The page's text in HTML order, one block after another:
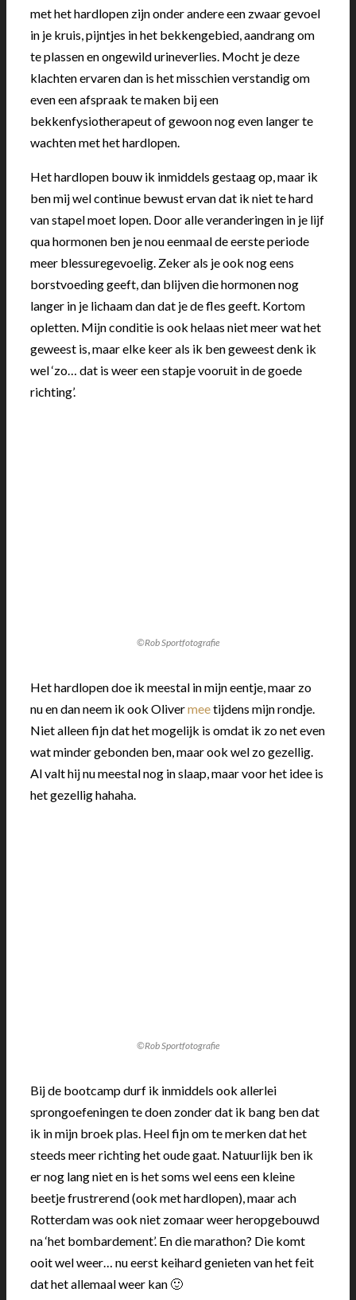
met het hardlopen zijn onder andere een zwaar gevoel
in je kruis, pijntjes in het bekkengebied, aandrang om
te plassen en ongewild urineverlies. Mocht je deze
klachten ervaren dan is het misschien verstandig om
even een afspraak te maken bij een
bekkenfysiotherapeut of gewoon nog even langer te
wachten met het hardlopen.
Het hardlopen bouw ik inmiddels gestaag op, maar ik
ben mij wel continue bewust ervan dat ik niet te hard
van stapel moet lopen. Door alle veranderingen in je lijf
qua hormonen ben je nou eenmaal de eerste periode
meer blessuregevoelig. Zeker als je ook nog eens
borstvoeding geeft, dan blijven die hormonen nog
langer in je lichaam dan dat je de fles geeft. Kortom
opletten. Mijn conditie is ook helaas niet meer wat het
geweest is, maar elke keer als ik ben geweest denk ik
wel ‘zo… dat is weer een stapje vooruit in de goede
richting’.
©Rob Sportfotografie
Het hardlopen doe ik meestal in mijn eentje, maar zo
nu en dan neem ik ook Olivermeetijdens mijn rondje.
Niet alleen fijn dat het mogelijk is omdat ik zo net even
wat minder gebonden ben, maar ook wel zo gezellig.
Al valt hij nu meestal nog in slaap, maar voor het idee is
het gezellig hahaha.
©Rob Sportfotografie
Bij de bootcamp durf ik inmiddels ook allerlei
sprongoefeningen te doen zonder dat ik bang ben dat
ik in mijn broek plas. Heel fijn om te merken dat het
steeds meer richting het oude gaat. Natuurlijk ben ik
er nog lang niet en is het soms wel eens een kleine
beetje frustrerend (ook met hardlopen), maar ach
Rotterdam was ook niet zomaar weer heropgebouwd
na ‘het bombardement’. En die marathon? Die komt
ooit wel weer… nu eerst keihard genieten van het feit
dat het allemaal weer kan 🙂